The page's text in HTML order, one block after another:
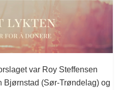
var Roy Steffensen
Bjørnstad (Sør-Trøndelag) og